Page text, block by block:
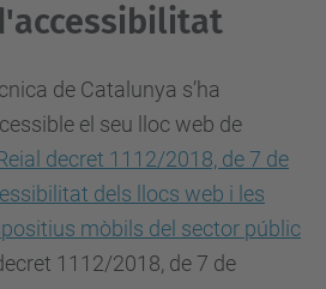
de Catalunya s’ha
el seu lloc web de
decret 1112/2018, de 7 de
dels llocs web i les
mòbils del sector públic
1112/2018, de 7 de